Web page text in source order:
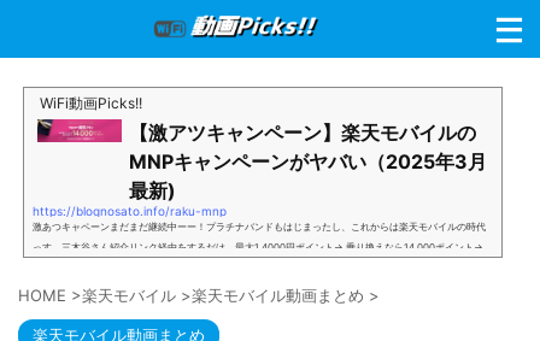
WiFi動画Picks!!
【激アツキャンペーン】楽天モバイルの
MNPキャンペーンがヤバい（2025年3月
最新)
https://blognosato.info/raku-mnp
激あつキャペーンまだまだ継続中ーー！プラチナバンドもはじまったし、これからは楽天モバイルの時代
っす。三木谷さん紹介リンク経由をするだけ。最大1,4000円ポイント→ 乗り換えなら14,000ポイント→
谷さんキャンペーン／2回線目以降でもOK再契約でもでもOK背水の陣の楽天モバイル。ついに「最後の賭
別招待ページから楽天モバイ...
HOME >楽天モバイル >楽天モバイル動画まとめ >
楽天モバイル動画まとめ